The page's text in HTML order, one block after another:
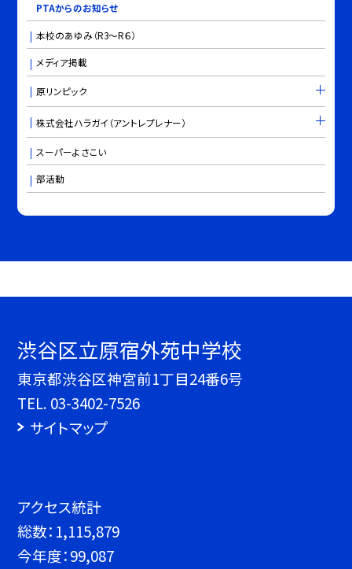
PTAからのお知らせ
本校のあゆみ（R3～R６）
メディア掲載
原リンピック
株式会社ハラガイ（アントレプレナー）
スーパーよさこい
部活動
渋谷区立原宿外苑中学校
東京都渋谷区神宮前1丁目24番6号
TEL. 03-3402-7526
サイトマップ
アクセス統計
総数： 1,115,879
今年度：99,087